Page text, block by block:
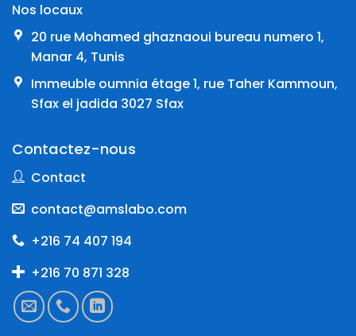
Nos locaux
20 rue Mohamed ghaznaoui bureau numero 1,
Manar 4, Tunis
Immeuble oumnia étage 1, rue Taher Kammoun,
Sfax el jadida 3027 Sfax
Contactez-nous
Contact
contact@amslabo.com
+216 74 407 194
+216 70 871 328